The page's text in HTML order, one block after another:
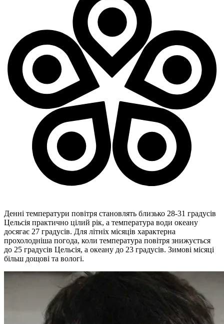
Денні температури повітря становлять близько 28-31 градусів
Цельсія практично цілий рік, а температура води океану
досягає 27 градусів. Для літніх місяців характерна
прохолодніша погода, коли температура повітря знижується
до 25 градусів Цельсія, а океану до 23 градусів. Зимові місяці
більш дощові та вологі.